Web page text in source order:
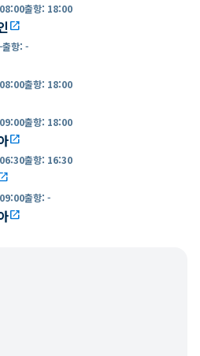
08:00출항: 18:00
open_in_new
-출항: -
08:00출항: 18:00
09:00출항: 18:00
open_in_new
06:30출항: 16:30
09:00출항: -
open_in_new